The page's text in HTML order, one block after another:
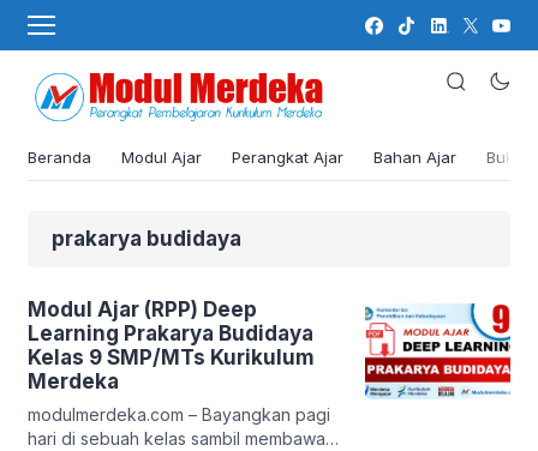
Beranda Modul Ajar Perangkat Ajar Bahan Ajar Buku
prakarya budidaya
Modul Ajar (RPP) Deep
Learning Prakarya Budidaya
Kelas 9 SMP/MTs Kurikulum
Merdeka
modulmerdeka.com – Bayangkan pagi
hari di sebuah kelas sambil membawa